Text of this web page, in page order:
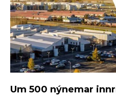
Um 500 nýnemar